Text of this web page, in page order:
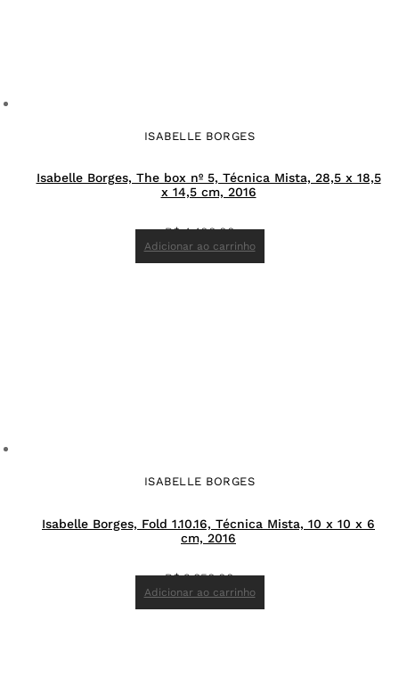
ISABELLE BORGES
Isabelle Borges, The box nº 5, Técnica Mista, 28,5 x 18,5
x 14,5 cm, 2016
R$4.400,00
Adicionar ao carrinho
ISABELLE BORGES
Isabelle Borges, Fold 1.10.16, Técnica Mista, 10 x 10 x 6
cm, 2016
R$2.850,00
Adicionar ao carrinho